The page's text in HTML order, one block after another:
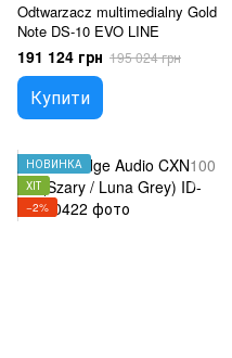
Odtwarzacz multimedialny Gold
Note DS-10 EVO LINE
191 124 грн 195 024 грн
Купити
НОВИНКА
ХІТ
−2%